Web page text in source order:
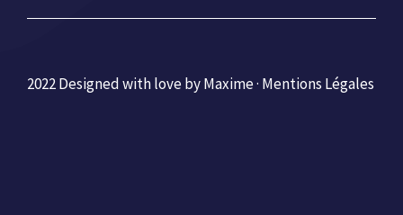
2022 Designed with love by Maxime · Mentions Légales